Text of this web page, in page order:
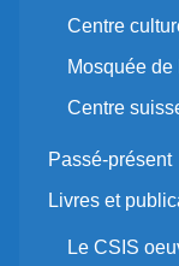
Centre
Mosquée
Centre
Passé-présent
Livres et
Le CSIS